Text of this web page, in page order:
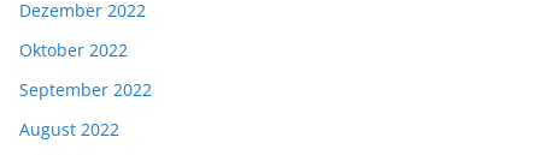
Dezember 2022
Oktober 2022
September 2022
August 2022